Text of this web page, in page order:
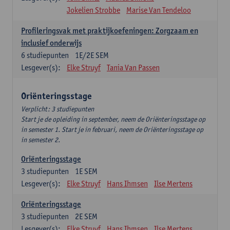
Jokelien Strobbe
Marise Van Tendeloo
Profileringsvak met praktijkoefeningen: Zorgzaam en
inclusief onderwijs
1E/2E SEM
6 studiepunten
Lesgever(s):
Elke Struyf Tania Van Passen
Oriënteringsstage
Verplicht: 3 studiepunten
Start je de opleiding in september, neem de Oriënteringsstage op
in semester 1. Start je in februari, neem de Oriënteringsstage op
in semester 2.
Oriënteringsstage
1E SEM
3 studiepunten
Lesgever(s):
Elke Struyf Hans Ihmsen Ilse Mertens
Oriënteringsstage
2E SEM
3 studiepunten